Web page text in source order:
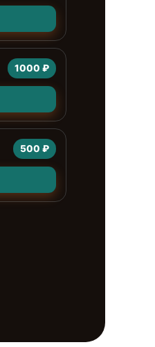
1000 ₽
500 ₽